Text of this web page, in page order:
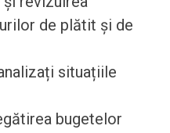
de plătit și de
situațiile
bugetelor